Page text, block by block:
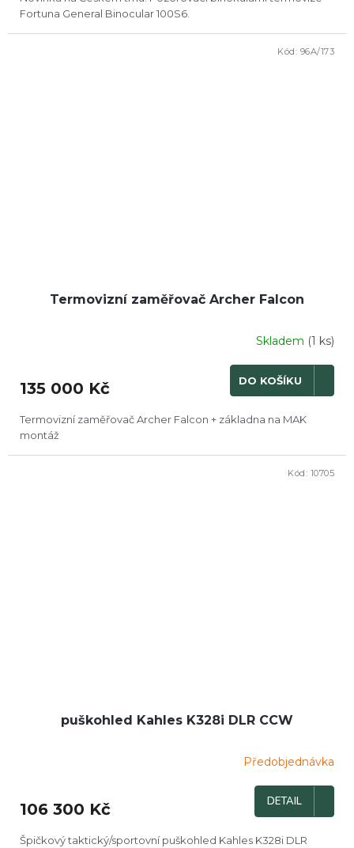
Fortuna General Binocular 100S6.
Termovizní zaměřovač Archer Falcon
Skladem (1 ks)
135 000 Kč DO KOŠÍKU
Termovizní zaměřovač Archer Falcon + základna na MAK
montáž
Kód: 96A/173
puškohled Kahles K328i DLR CCW
Předobjednávka
106 300 Kč DETAIL
Špičkový taktický/sportovní puškohled Kahles K328i DLR
Kód: 10705